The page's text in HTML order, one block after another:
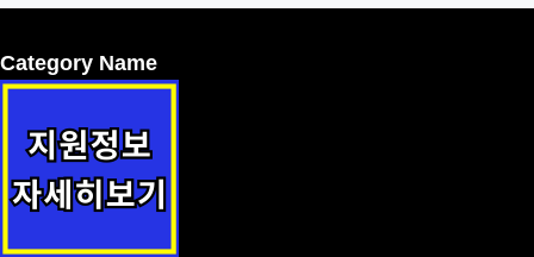
Category Name